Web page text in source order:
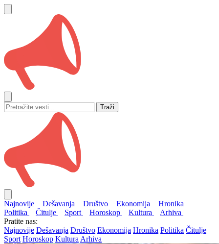
Traži
Najnovije Dešavanja Društvo Ekonomija
Hronika
Politika
Čitulje Sport Horoskop Kultura
Arhiva
Pratite nas:
Najnovije Dešavanja Društvo Ekonomija Hronika Politika Čitulje
Sport Horoskop Kultura Arhiva